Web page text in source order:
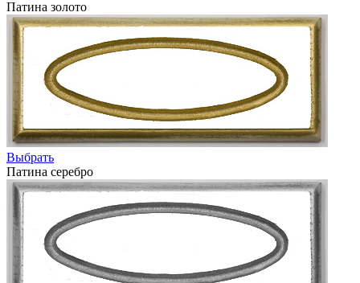
Патина золото
Выбрать
Патина серебро